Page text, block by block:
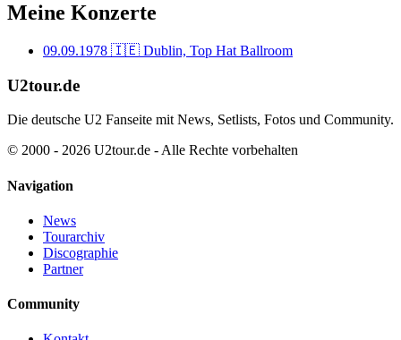
Meine Konzerte
09.09.1978 🇮🇪 Dublin, Top Hat Ballroom
U2tour.de
Die deutsche U2 Fanseite mit News, Setlists, Fotos und Community.
© 2000 - 2026 U2tour.de - Alle Rechte vorbehalten
Navigation
News
Tourarchiv
Discographie
Partner
Community